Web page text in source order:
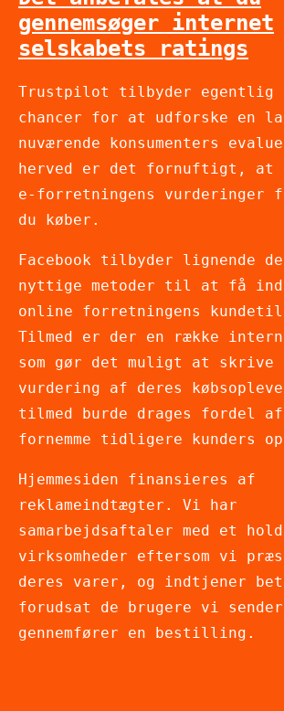
gennemsøger internet
selskabets ratings
Trustpilot tilbyder egentlig
chancer for at udforske en
nuværende konsumenters
herved er det fornuftigt, at
e-forretningens vurderinger
du køber.
Facebook tilbyder lignende
nyttige metoder til at få
online forretningens
Tilmed er der en række
som gør det muligt at skrive
vurdering af deres
tilmed burde drages fordel
fornemme tidligere kunders
Hjemmesiden finansieres af
reklameindtægter. Vi har
samarbejdsaftaler med et
virksomheder eftersom vi
deres varer, og indtjener
forudsat de brugere vi
gennemfører en bestilling.